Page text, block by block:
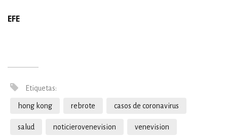
EFE
Etiquetas:
hong kong rebrote casos de coronavirus
salud noticierovenevision venevision